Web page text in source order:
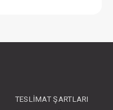
TESLIMAT ŞARTLARI